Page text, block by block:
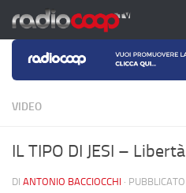
Salta al contenuto
VIDEO
IL TIPO DI JESI – Libertà
DI ANTONIO BACCIOCCHI · PUBBLICATO